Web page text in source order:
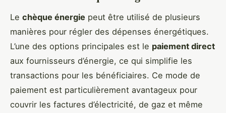
Le chèque énergie peut être utilisé de plusieurs
manières pour régler des dépenses énergétiques.
L’une des options principales est le paiement direct
aux fournisseurs d’énergie, ce qui simplifie les
transactions pour les bénéficiaires. Ce mode de
paiement est particulièrement avantageux pour
couvrir les factures d’électricité, de gaz et même